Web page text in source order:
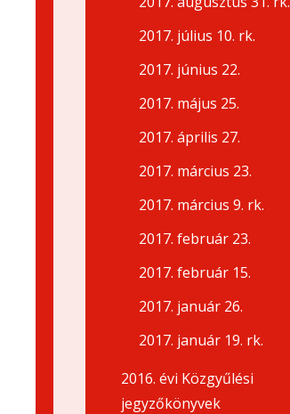
2017. július 10. rk.
2017. június 22.
2017. május 25.
2017. április 27.
2017. március 23.
2017. március 9. rk.
2017. február 23.
2017. február 15.
2017. január 26.
2017. január 19. rk.
2016. évi Közgyűlési
jegyzőkönyvek